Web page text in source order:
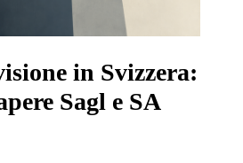
in Svizzera:
Sagl e SA